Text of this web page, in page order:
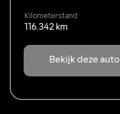
Kilometerstand
116.342 km
Bekijk deze auto